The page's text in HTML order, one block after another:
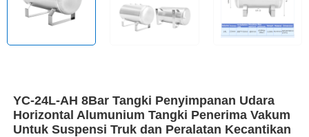
YC-24L-AH 8Bar Tangki Penyimpanan Udara
Horizontal Alumunium Tangki Penerima Vakum
Untuk Suspensi Truk dan Peralatan Kecantikan